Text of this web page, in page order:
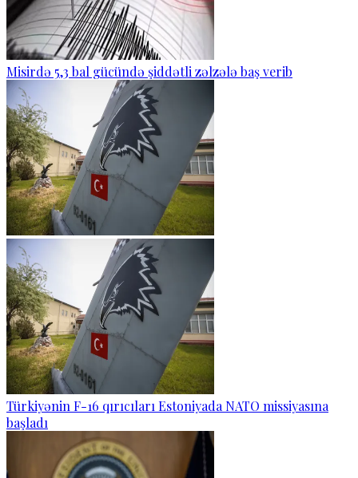
Misirdə 5,3 bal gücündə şiddətli zəlzələ baş verib
Türkiyənin F-16 qırıcıları Estoniyada NATO missiyasına
başladı